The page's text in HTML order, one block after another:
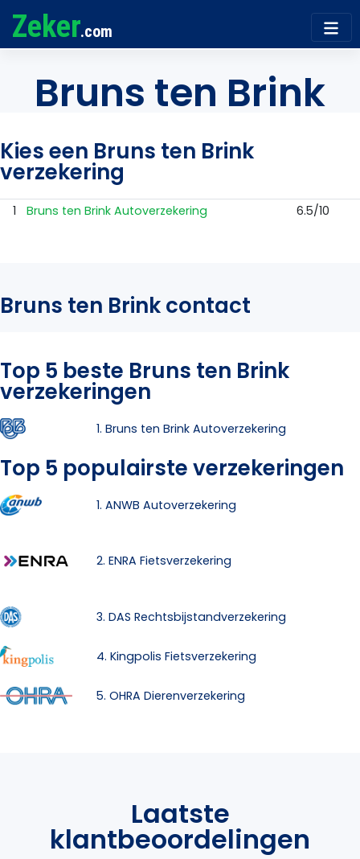
Zeker.com
Bruns ten Brink
Kies een Bruns ten Brink
verzekering
1 Bruns ten Brink Autoverzekering 6.5/10
Bruns ten Brink contact
Top 5 beste Bruns ten Brink
verzekeringen
1. Bruns ten Brink Autoverzekering
Top 5 populairste verzekeringen
1. ANWB Autoverzekering
2. ENRA Fietsverzekering
3. DAS Rechtsbijstandverzekering
4. Kingpolis Fietsverzekering
5. OHRA Dierenverzekering
Laatste
klantbeoordelingen